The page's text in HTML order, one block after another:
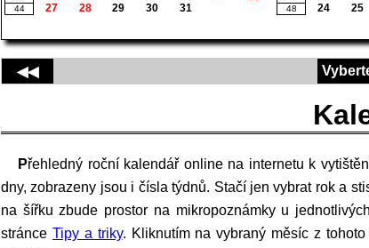
44 27 28 29 30 31 48 24 25
◀◀
Přehledný roční kalendář online na internetu k vytištění na vaší počítačové tiskárně. Barevně jsou rozlišeny pracovní a volné
dny, zobrazeny jsou i čísla týdnů. Stačí jen vybrat rok a
na šířku zbude prostor na mikropoznámky u
stránce Tipy a triky. Kliknutím na vybraný měsíc z